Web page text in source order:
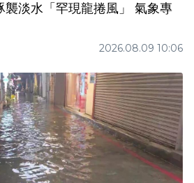
襲淡水「罕現龍捲風」 氣象專
2026.08.09 10:06